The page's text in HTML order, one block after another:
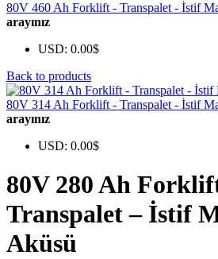
80V 460 Ah Forklift - Transpalet - İstif
arayınız
USD: 0.00$
Back to products
80V 314 Ah Forklift - Transpalet - İstif
arayınız
USD: 0.00$
80V 280 Ah
Transpalet – İstif
Aküsü